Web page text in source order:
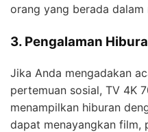
orang yang berada dalam
3. Pengalaman
Jika Anda mengadakan
pertemuan sosial, TV 4K
menampilkan hiburan
dapat menayangkan film,